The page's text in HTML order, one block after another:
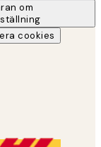
om
cookies